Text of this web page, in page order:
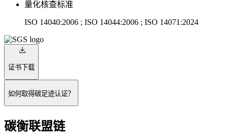
量化核查标准
ISO 14040:2006 ; ISO 14044:2006 ; ISO 14071:2024
证书下载
如何取得碳足迹认证？
碳衡联盟链